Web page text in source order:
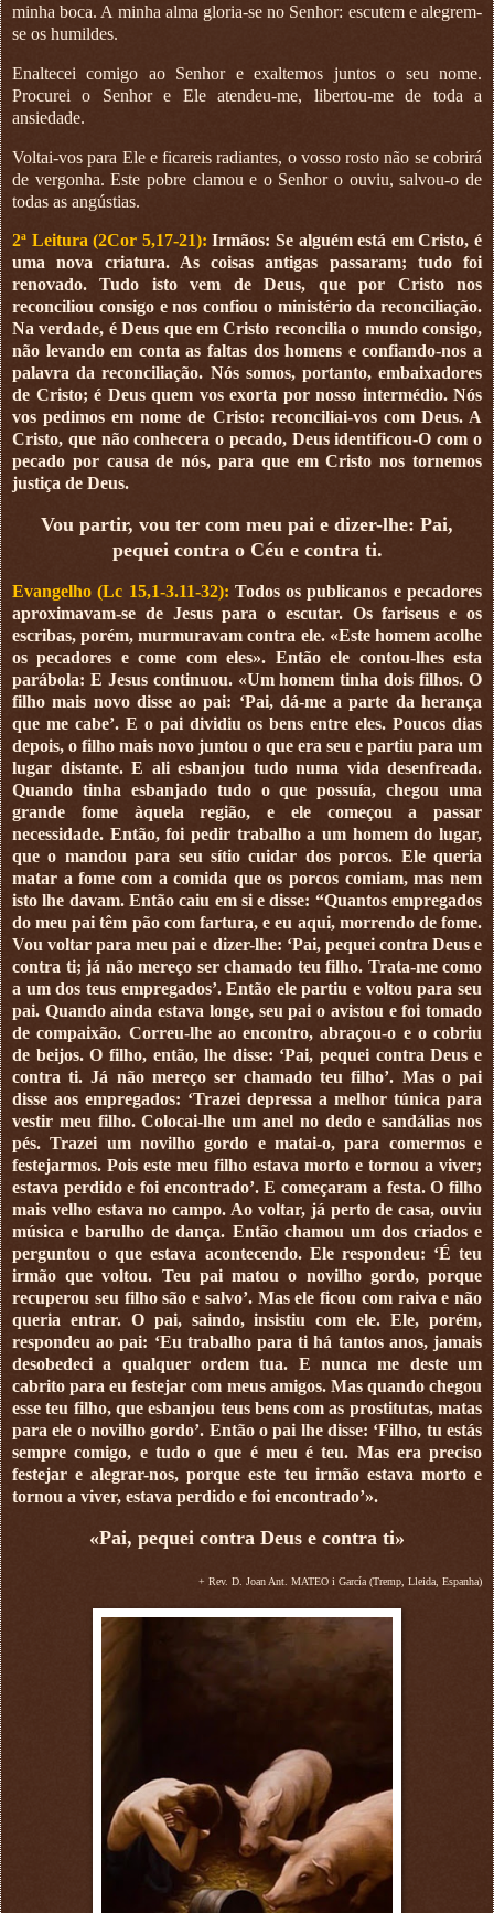
minha boca. A minha alma gloria-se no Senhor: escutem e alegrem-
se os humildes.
Enaltecei comigo ao Senhor e exaltemos juntos o seu nome.
Procurei o Senhor e Ele atendeu-me, libertou-me de toda a
ansiedade.
Voltai-vos para Ele e ficareis radiantes, o vosso rosto não se cobrirá
de vergonha. Este pobre clamou e o Senhor o ouviu, salvou-o de
todas as angústias.
2ª Leitura (2Cor 5,17-21):Irmãos: Se alguém está em Cristo, é
uma nova criatura. As coisas antigas passaram; tudo foi
renovado. Tudo isto vem de Deus, que por Cristo nos
reconciliou consigo e nos confiou o ministério da reconciliação.
Na verdade, é Deus que em Cristo reconcilia o mundo consigo,
não levando em conta as faltas dos homens e confiando-nos a
palavra da reconciliação. Nós somos, portanto, embaixadores
de Cristo; é Deus quem vos exorta por nosso intermédio. Nós
vos pedimos em nome de Cristo: reconciliai-vos com Deus. A
Cristo, que não conhecera o pecado, Deus identificou-O com o
pecado por causa de nós, para que em Cristo nos tornemos
justiça de Deus.
Vou partir, vou ter com meu pai e dizer-lhe: Pai,
pequei contra o Céu e contra ti.
Evangelho (Lc 15,1-3.11-32): Todos os publicanos e pecadores
aproximavam-se de Jesus para o escutar. Os fariseus e os
escribas, porém, murmuravam contra ele. «Este homem acolhe
os pecadores e come com eles». Então ele contou-lhes esta
parábola: E Jesus continuou. «Um homem tinha dois filhos. O
filho mais novo disse ao pai: ‘Pai, dá-me a parte da herança
que me cabe’. E o pai dividiu os bens entre eles. Poucos dias
depois, o filho mais novo juntou o que era seu e partiu para um
lugar distante. E ali esbanjou tudo numa vida desenfreada.
Quando tinha esbanjado tudo o que possuía, chegou uma
grande fome àquela região, e ele começou a passar
necessidade. Então, foi pedir trabalho a um homem do lugar,
que o mandou para seu sítio cuidar dos porcos. Ele queria
matar a fome com a comida que os porcos comiam, mas nem
isto lhe davam. Então caiu em si e disse: “Quantos empregados
do meu pai têm pão com fartura, e eu aqui, morrendo de fome.
Vou voltar para meu pai e dizer-lhe: ‘Pai, pequei contra Deus e
contra ti; já não mereço ser chamado teu filho. Trata-me como
a um dos teus empregados’. Então ele partiu e voltou para seu
pai. Quando ainda estava longe, seu pai o avistou e foi tomado
de compaixão. Correu-lhe ao encontro, abraçou-o e o cobriu
de beijos. O filho, então, lhe disse: ‘Pai, pequei contra Deus e
contra ti. Já não mereço ser chamado teu filho’. Mas o pai
disse aos empregados: ‘Trazei depressa a melhor túnica para
vestir meu filho. Colocai-lhe um anel no dedo e sandálias nos
pés. Trazei um novilho gordo e matai-o, para comermos e
festejarmos. Pois este meu filho estava morto e tornou a viver;
estava perdido e foi encontrado’. E começaram a festa. O filho
mais velho estava no campo. Ao voltar, já perto de casa, ouviu
música e barulho de dança. Então chamou um dos criados e
perguntou o que estava acontecendo. Ele respondeu: ‘É teu
irmão que voltou. Teu pai matou o novilho gordo, porque
recuperou seu filho são e salvo’. Mas ele ficou com raiva e não
queria entrar. O pai, saindo, insistiu com ele. Ele, porém,
respondeu ao pai: ‘Eu trabalho para ti há tantos anos, jamais
desobedeci a qualquer ordem tua. E nunca me deste um
cabrito para eu festejar com meus amigos. Mas quando chegou
esse teu filho, que esbanjou teus bens com as prostitutas, matas
para ele o novilho gordo’. Então o pai lhe disse: ‘Filho, tu estás
sempre comigo, e tudo o que é meu é teu. Mas era preciso
festejar e alegrar-nos, porque este teu irmão estava morto e
tornou a viver, estava perdido e foi encontrado’».
«Pai, pequei contra Deus e contra ti»
+ Rev. D. Joan Ant. MATEO i García (Tremp, Lleida, Espanha)